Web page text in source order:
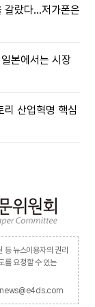
갈랐다…저가폰은
본에서는 시장
리 산업혁명 핵심
등 뉴스이용자의 권리
를 요청할 수 있는